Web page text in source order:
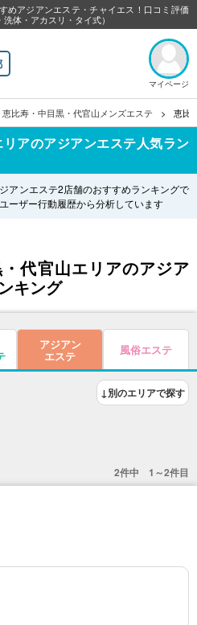
めアジアンエステ・チャイエス！口コミ評価
体・アカスリ・タイ式）
マイページ
恵比寿・中目黒・代官山メンズエステ 恵比
アのアジアンエステ人気ラン
アンエステ2店舗のおすすめランキングで
ーザー行動履歴から分析しています
代官山エリアのアジア
キング
アジアン
エステ 風俗エステ
↓別のエリアで探す
2件中 1～2件目